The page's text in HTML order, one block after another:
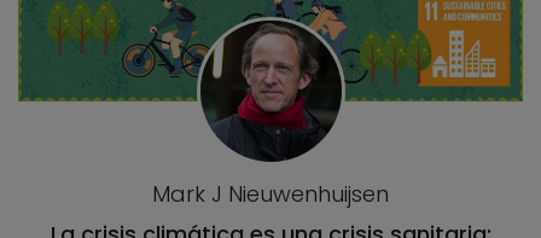
Mark J Nieuwenhuijsen